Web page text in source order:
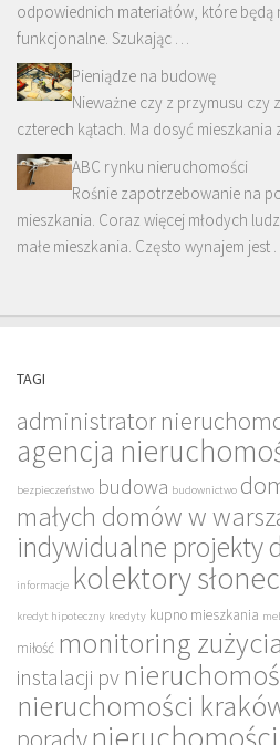
odpowiednich materiałów, które będą
funkcjonalne. Szukając …
Pieniądze na budowę
Nieważne czy z przymusu czy
czterech kątach. Ma dosyć
ABC rynku nieruchomości
Rośnie zapotrzebowanie na
mieszkania. Coraz więcej młodych
małe mieszkania. Często wynajem jest
TAGI
administrator
agencja
bezpieczeństwo budowa budownictwo
małych domów w
indywidualne projekty
informacje kolektory
kredyt hipoteczny kredyty kupno mieszkania
miłość monitoring
instalacji pv
nieruchomości